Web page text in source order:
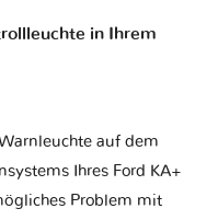
in Ihrem
auf dem
Ihres Ford KA+
Problem mit